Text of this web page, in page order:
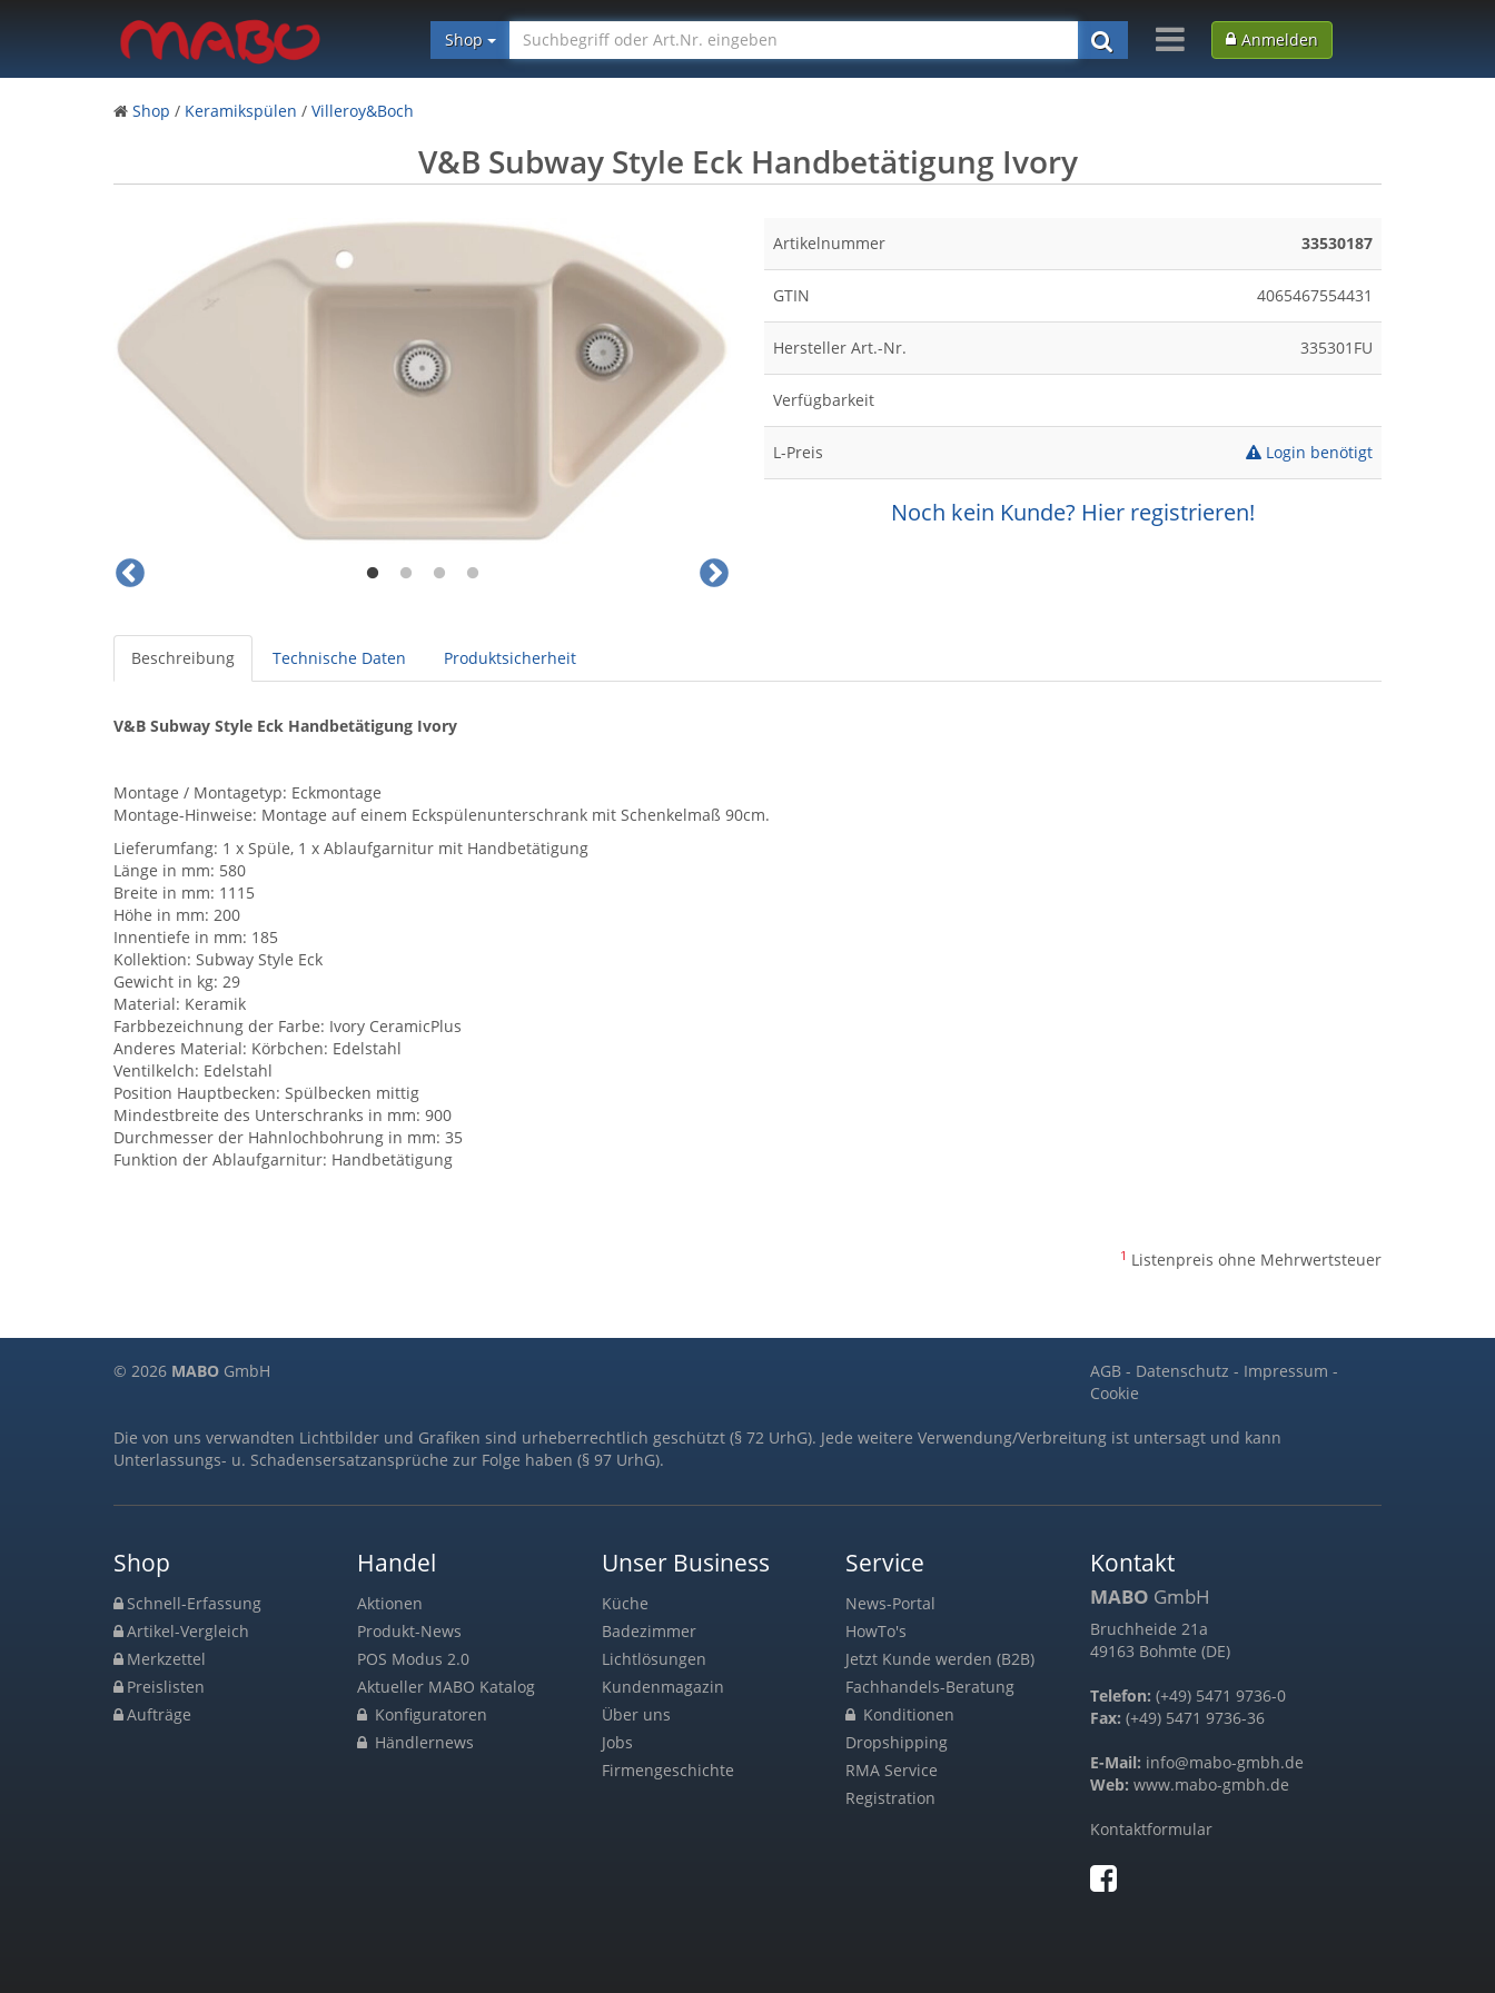
Shop Anmelden
Shop / Keramikspülen / Villeroy&Boch
V&B Subway Style Eck Handbetätigung Ivory
Artikelnummer 33530187
GTIN 4065467554431
Hersteller Art.-Nr. 335301FU
Verfügbarkeit
L-Preis Login benötigt
Noch kein Kunde? Hier registrieren!
Beschreibung Technische Daten Produktsicherheit
V&B Subway Style Eck Handbetätigung Ivory
Montage / Montagetyp: Eckmontage
Montage-Hinweise: Montage auf einem Eckspülenunterschrank mit Schenkelmaß 90cm.
Lieferumfang: 1 x Spüle, 1 x Ablaufgarnitur mit Handbetätigung
Länge in mm: 580
Breite in mm: 1115
Höhe in mm: 200
Innentiefe in mm: 185
Kollektion: Subway Style Eck
Gewicht in kg: 29
Material: Keramik
Farbbezeichnung der Farbe: Ivory CeramicPlus
Anderes Material: Körbchen: Edelstahl
Ventilkelch: Edelstahl
Position Hauptbecken: Spülbecken mittig
Mindestbreite des Unterschranks in mm: 900
Durchmesser der Hahnlochbohrung in mm: 35
Funktion der Ablaufgarnitur: Handbetätigung
1 Listenpreis ohne Mehrwertsteuer
© 2026 MABO GmbH AGB- Datenschutz - Impressum -
Cookie
Die von uns verwandten Lichtbilder und Grafiken sind urheberrechtlich geschützt (§ 72 UrhG). Jede weitere Verwendung/Verbreitung ist untersagt und kann
Unterlassungs- u. Schadensersatzansprüche zur Folge haben (§ 97 UrhG).
Shop
Schnell-Erfassung
Artikel-Vergleich
Merkzettel
Preislisten
Aufträge
Handel
Aktionen
Produkt-News
POS Modus 2.0
Aktueller MABO Katalog
Konfiguratoren
Händlernews
Unser Business
Küche
Badezimmer
Lichtlösungen
Kundenmagazin
Über uns
Jobs
Firmengeschichte
Service
News-Portal
HowTo's
Jetzt Kunde werden (B2B)
Fachhandels-Beratung
Konditionen
Dropshipping
RMA Service
Registration
Kontakt
MABO GmbH
Bruchheide 21a
49163 Bohmte (DE)
Telefon: (+49) 5471 9736-0
Fax: (+49) 5471 9736-36
E-Mail: info@mabo-gmbh.de
Web: www.mabo-gmbh.de
Kontaktformular